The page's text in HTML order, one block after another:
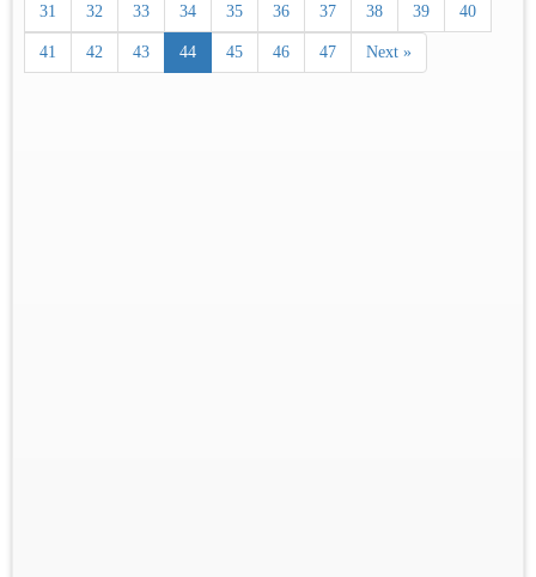
31 32 33 34 35 36 37 38 39 40
41 42 43 44 45 46 47 Next »